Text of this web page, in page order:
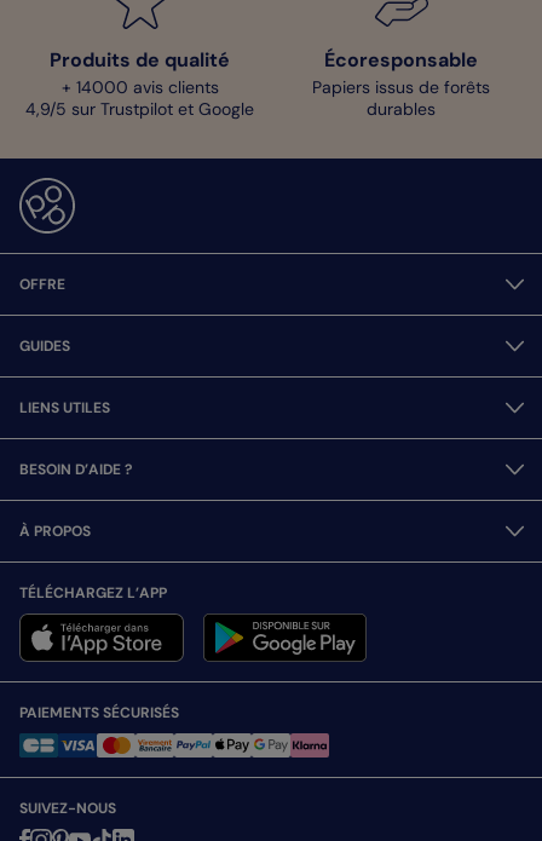
Produits de qualité
+ 14000 avis clients
4,9/5 sur Trustpilot et Google
Écoresponsable
Papiers issus de forêts
durables
OFFRE
GUIDES
LIENS UTILES
BESOIN D’AIDE ?
À PROPOS
TÉLÉCHARGEZ L’APP
PAIEMENTS SÉCURISÉS
SUIVEZ-NOUS